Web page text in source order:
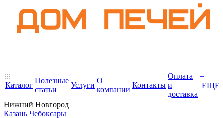
Каталог
Полезные
статьи
Услуги
О
компании
Контакты
Оплата
и
доставка
+
ЕЩЕ
Нижний Новгород
Казань Чебоксары